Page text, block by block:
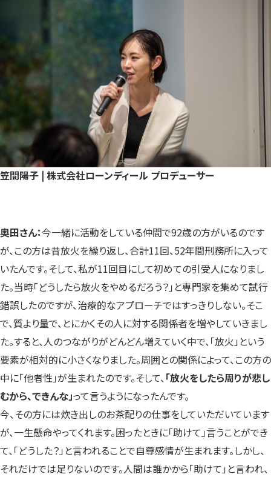
笠間陽子 | 株式会社ローンディール プロデューサー
奥田さん：今一緒に活動をしている仲間で92歳の方がいるのです
が、この方は昔放火を繰り返し、合計11回、52年間刑務所に入って
いたんです。そして、私が11回目にして初めての引受人になりまし
た。当時「どうしたら放火をやめるだろう？」と専門家を集めて試行
錯誤したのですが、治療的なアプローチではすっきりしない。そこ
で、質より量で、とにかくその人に対する関係者を増やしていきまし
た。すると、人のつながりがどんどん増えていく中で、「放火」という
要素が相対的に小さくなりました。周囲との関係によって、この方の
中に「他者性」が生まれたのです。そして、 「放火をしたら周りが悲し
むから、できんな」って言うようになったんです。
今、その方には炊き出しのお茶配りの仕事をしていただいています
が、一生懸命やってくれます。困ったときに「助けて」言うことができ
て、「どうした？」と言われることで自尊感情が生まれます。しかし、
それだけでは足りないのです。人間は誰かから「助けて」と言われ、